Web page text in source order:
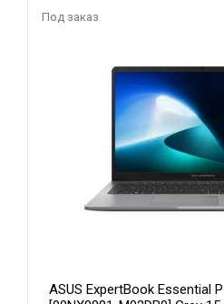
Под заказ
ASUS ExpertBook Essential